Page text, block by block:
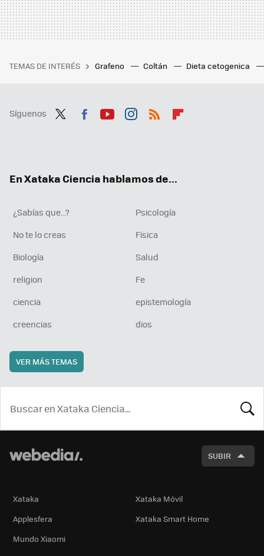
TEMAS DE INTERÉS Grafeno Coltán Dieta cetogenica
Síguenos
En Xataka Ciencia hablamos de...
¿Sabías que...?
Psicología
No te lo creas
Física
Biología
Salud
religion
Fe
ciencia
epistemología
creencias
dios
VER MÁS TEMAS
SUBIR
Xataka
Xataka Móvil
Applesfera
Xataka Smart Home
Mundo Xiaomi